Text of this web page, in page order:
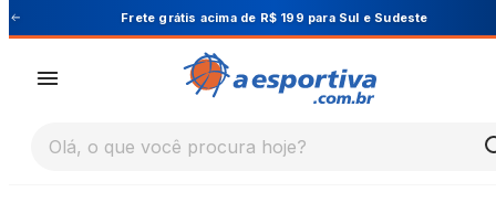
Cupom PRIMEIRA10 para 10% OFF na 1ª compra
Olá, o que você procura hoje?